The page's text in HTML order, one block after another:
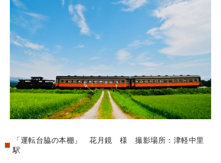
「運転台脇の本棚」 花月鏡 様 撮影場所：津軽中里
駅